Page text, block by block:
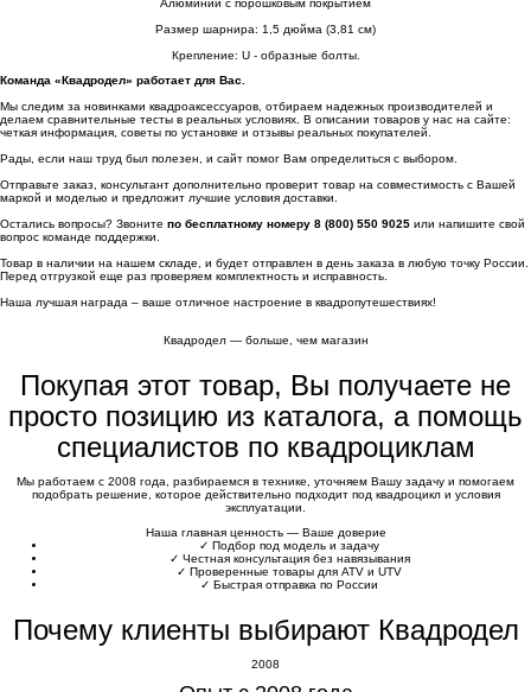
Алюминий с порошковым покрытием
Размер шарнира: 1,5 дюйма (3,81 см)
Крепление: U - образные болты.
Команда «Квадродел» работает для Вас.
Мы следим за новинками квадроаксессуаров, отбираем надежных производителей и
делаем сравнительные тесты в реальных условиях. В описании товаров у нас на сайте:
четкая информация, советы по установке и отзывы реальных покупателей.
Рады, если наш труд был полезен, и сайт помог Вам определиться с выбором.
Отправьте заказ, консультант дополнительно проверит товар на совместимость с Вашей
маркой и моделью и предложит лучшие условия доставки.
Остались вопросы? Звоните по бесплатному номеру 8 (800) 550 9025 или напишите свой
вопрос команде поддержки.
Товар в наличии на нашем складе, и будет отправлен в день заказа в любую точку России.
Перед отгрузкой еще раз проверяем комплектность и исправность.
Наша лучшая награда – ваше отличное настроение в квадропутешествиях!
Квадродел — больше, чем магазин
Покупая этот товар, Вы получаете не
просто позицию из каталога, а помощь
специалистов по квадроциклам
Мы работаем с 2008 года, разбираемся в технике, уточняем Вашу задачу и помогаем
подобрать решение, которое действительно подходит под квадроцикл и условия
эксплуатации.
Наша главная ценность — Ваше доверие
✓ Подбор под модель и задачу
✓ Честная консультация без навязывания
✓ Проверенные товары для ATV и UTV
✓ Быстрая отправка по России
Почему клиенты выбирают Квадродел
2008